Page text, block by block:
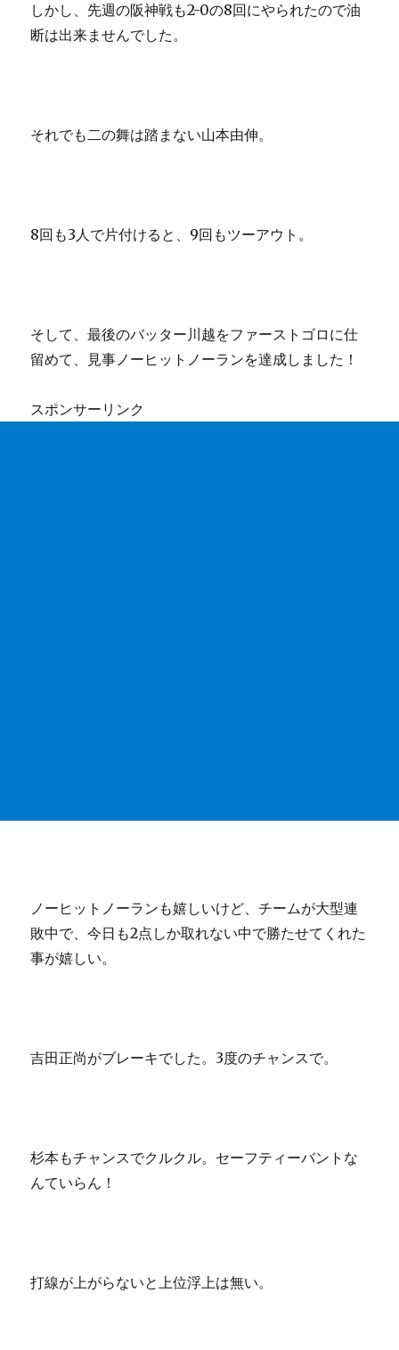
しかし、先週の阪神戦も2-0の8回にやられたので油
断は出来ませんでした。
それでも二の舞は踏まない山本由伸。
8回も3人で片付けると、9回もツーアウト。
そして、最後のバッター川越をファーストゴロに仕
留めて、見事ノーヒットノーランを達成しました！
スポンサーリンク
ノーヒットノーランも嬉しいけど、チームが大型連
敗中で、今日も2点しか取れない中で勝たせてくれた
事が嬉しい。
吉田正尚がブレーキでした。3度のチャンスで。
杉本もチャンスでクルクル。セーフティーバントな
んていらん！
打線が上がらないと上位浮上は無い。